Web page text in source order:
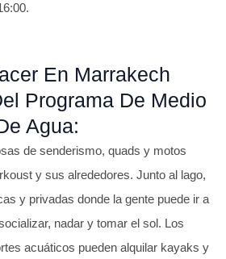
En Marrakech
Programa De Medio
Agua:
de senderismo, quads y motos
y sus alrededores. Junto al lago,
y privadas donde la gente puede ir a
nadar y tomar el sol. Los
acuáticos pueden alquilar kayaks y